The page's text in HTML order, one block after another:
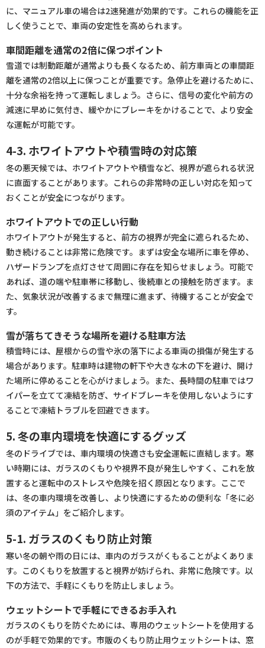
に、マニュアル車の場合は2速発進が効果的です。これらの機能を正
しく使うことで、車両の安定性を高められます。
車間距離を通常の2倍に保つポイント
雪道では制動距離が通常よりも長くなるため、前方車両との車間距
離を通常の2倍以上に保つことが重要です。急停止を避けるために、
十分な余裕を持って運転しましょう。さらに、信号の変化や前方の
減速に早めに気付き、緩やかにブレーキをかけることで、より安全
な運転が可能です。
4-3. ホワイトアウトや積雪時の対応策
冬の悪天候では、ホワイトアウトや積雪など、視界が遮られる状況
に直面することがあります。これらの非常時の正しい対応を知って
おくことが安全につながります。
ホワイトアウトでの正しい行動
ホワイトアウトが発生すると、前方の視界が完全に遮られるため、
動き続けることは非常に危険です。まずは安全な場所に車を停め、
ハザードランプを点灯させて周囲に存在を知らせましょう。可能で
あれば、道の端や駐車帯に移動し、後続車との接触を防ぎます。ま
た、気象状況が改善するまで無理に進まず、待機することが安全で
す。
雪が落ちてきそうな場所を避ける駐車方法
積雪時には、屋根からの雪や氷の落下による車両の損傷が発生する
場合があります。駐車時は建物の軒下や大きな木の下を避け、開け
た場所に停めることを心がけましょう。また、長時間の駐車ではワ
イパーを立てて凍結を防ぎ、サイドブレーキを使用しないようにす
ることで凍結トラブルを回避できます。
5. 冬の車内環境を快適にするグッズ
冬のドライブでは、車内環境の快適さも安全運転に直結します。寒
い時期には、ガラスのくもりや視界不良が発生しやすく、これを放
置すると運転中のストレスや危険を招く原因となります。ここで
は、冬の車内環境を改善し、より快適にするための便利な「冬に必
須のアイテム」をご紹介します。
5-1. ガラスのくもり防止対策
寒い冬の朝や雨の日には、車内のガラスがくもることがよくありま
す。このくもりを放置すると視界が妨げられ、非常に危険です。以
下の方法で、手軽にくもりを防止しましょう。
ウェットシートで手軽にできるお手入れ
ガラスのくもりを防ぐためには、専用のウェットシートを使用する
のが手軽で効果的です。市販のくもり防止用ウェットシートは、窓